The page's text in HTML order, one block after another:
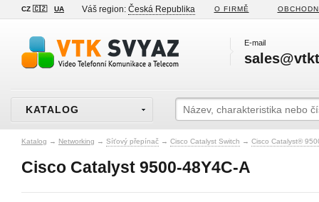
CZ 🇨🇿 UA Váš region: Česká Republika O FIRMĚ
E-mail
KATALOG
Katalog → Networking → Síťový přepínač → Cisco Catalyst Switch → Cisco Catalyst®
Cisco Catalyst 9500-48Y4C-A